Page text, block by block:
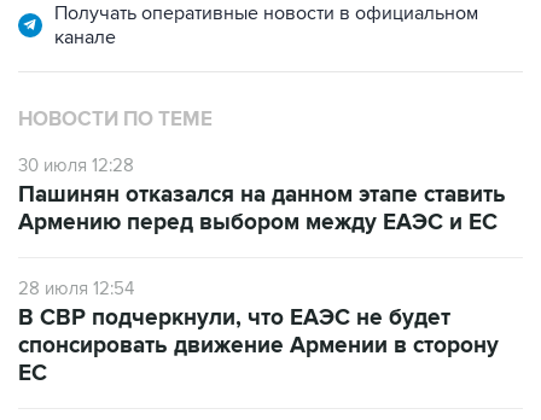
Получать оперативные новости в официальном
канале
НОВОСТИ ПО ТЕМЕ
30 июля 12:28
Пашинян отказался на данном этапе ставить
Армению перед выбором между ЕАЭС и ЕС
28 июля 12:54
В СВР подчеркнули, что ЕАЭС не будет
спонсировать движение Армении в сторону
ЕС